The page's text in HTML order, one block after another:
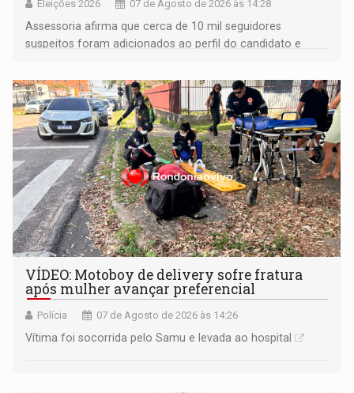
Eleições 2026 07 de Agosto de 2026 às 14:28
Assessoria afirma que cerca de 10 mil seguidores
suspeitos foram adicionados ao perfil do candidato e
remover as contas
VÍDEO: Motoboy de delivery sofre fratura
após mulher avançar preferencial
Polícia 07 de Agosto de 2026 às 14:26
Vítima foi socorrida pelo Samu e levada ao hospital